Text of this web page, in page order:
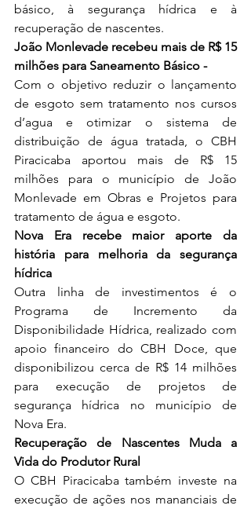
básico, à segurança hídrica e à
recuperação de nascentes.
João Monlevade recebeu mais de R$ 15
milhões para Saneamento Básico -
Com o objetivo reduzir o lançamento
de esgoto sem tratamento nos cursos
d’agua e otimizar o sistema de
distribuição de água tratada, o CBH
Piracicaba aportou mais de R$ 15
milhões para o município de João
Monlevade em Obras e Projetos para
tratamento de água e esgoto.
Nova Era recebe maior aporte da
história para melhoria da segurança
hídrica
Outra linha de investimentos é o
Programa de Incremento da
Disponibilidade Hídrica, realizado com
apoio financeiro do CBH Doce, que
disponibilizou cerca de R$ 14 milhões
para execução de projetos de
segurança hídrica no município de
Nova Era.
Recuperação de Nascentes Muda a
Vida do Produtor Rural
O CBH Piracicaba também investe na
execução de ações nos mananciais de